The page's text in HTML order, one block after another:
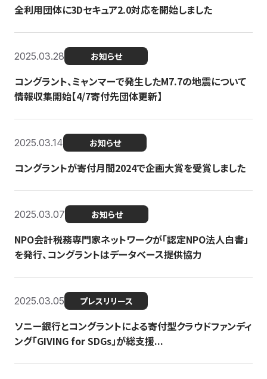
全利用団体に3Dセキュア2.0対応を開始しました
2025.03.28 お知らせ
コングラント、ミャンマーで発生したM7.7の地震について
情報収集開始【4/7寄付先団体更新】
2025.03.14 お知らせ
コングラントが寄付月間2024で企画大賞を受賞しました
2025.03.07 お知らせ
NPO会計税務専門家ネットワークが「認定NPO法人白書」
を発行、コングラントはデータベース提供協力
2025.03.05 プレスリリース
ソニー銀行とコングラントによる寄付型クラウドファンディ
ング「GIVING for SDGs」が総支援...